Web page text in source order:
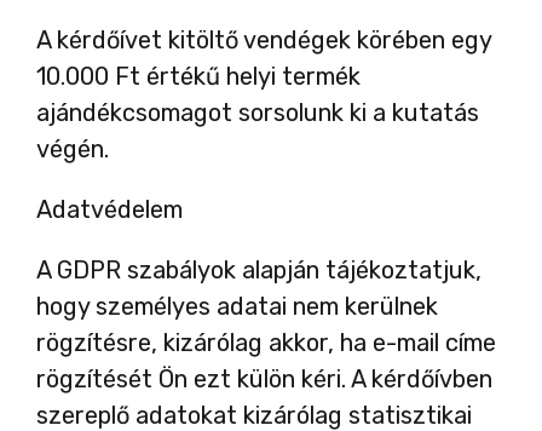
A kérdőívet kitöltő vendégek körében egy
10.000 Ft értékű helyi termék
ajándékcsomagot sorsolunk ki a kutatás
végén.
Adatvédelem
A GDPR szabályok alapján tájékoztatjuk,
hogy személyes adatai nem kerülnek
rögzítésre, kizárólag akkor, ha e-mail címe
rögzítését Ön ezt külön kéri. A kérdőívben
szereplő adatokat kizárólag statisztikai